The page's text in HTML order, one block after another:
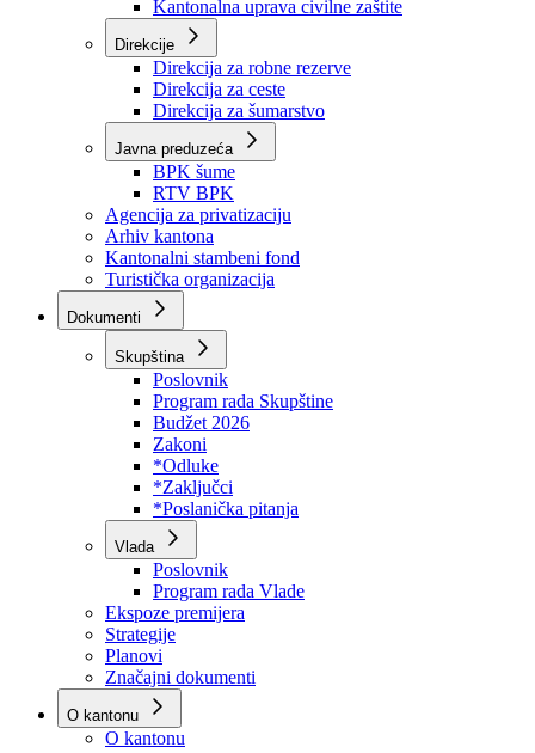
Kantonalna uprava za inspekcijske poslove
Kantonalna uprava civilne zaštite
Direkcije
Direkcija za robne rezerve
Direkcija za ceste
Direkcija za šumarstvo
Javna preduzeća
BPK šume
RTV BPK
Agencija za privatizaciju
Arhiv kantona
Kantonalni stambeni fond
Turistička organizacija
Dokumenti
Skupština
Poslovnik
Program rada Skupštine
Budžet 2026
Zakoni
*Odluke
*Zaključci
*Poslanička pitanja
Vlada
Poslovnik
Program rada Vlade
Ekspoze premijera
Strategije
Planovi
Značajni dokumenti